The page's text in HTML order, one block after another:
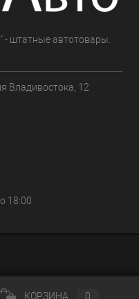
- штатные автотовары.
Владивостока, 12
18:00
КОРЗИНА 0